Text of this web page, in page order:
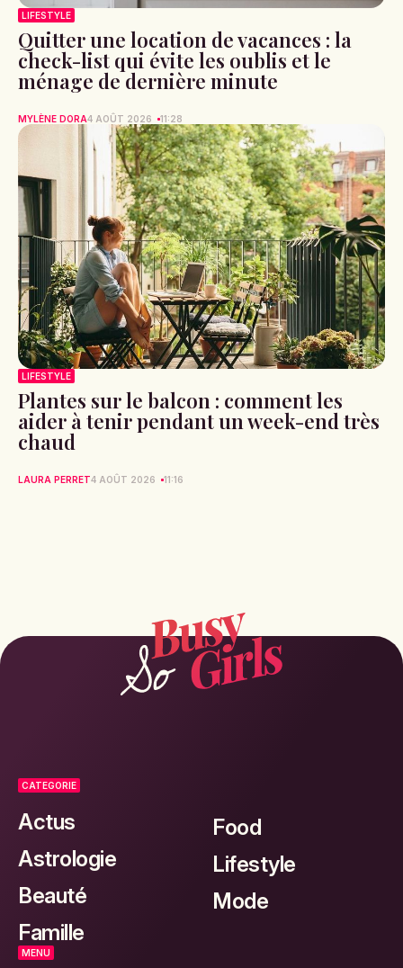
LIFESTYLE
Quitter une location de vacances : la
check-list qui évite les oublis et le
ménage de dernière minute
MYLÈNE DORA4 AOÛT 2026 11:28
LIFESTYLE
Plantes sur le balcon : comment les
aider à tenir pendant un week-end très
chaud
LAURA PERRET4 AOÛT 2026 11:16
CATEGORIE
Actus
Astrologie
Beauté
Famille
Food
Lifestyle
Mode
MENU